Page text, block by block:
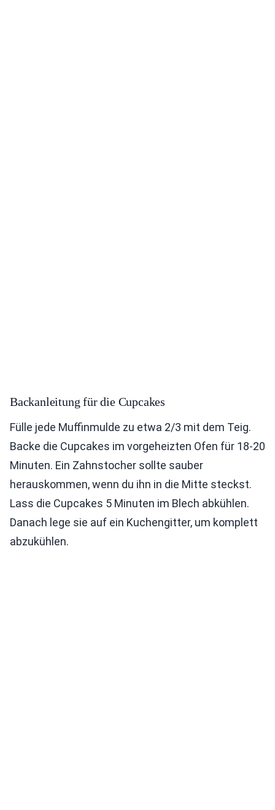
Backanleitung für die Cupcakes
Fülle jede Muffinmulde zu etwa 2/3 mit dem Teig.
Backe die Cupcakes im vorgeheizten Ofen für 18-20
Minuten. Ein Zahnstocher sollte sauber
herauskommen, wenn du ihn in die Mitte steckst.
Lass die Cupcakes 5 Minuten im Blech abkühlen.
Danach lege sie auf ein Kuchengitter, um komplett
abzukühlen.